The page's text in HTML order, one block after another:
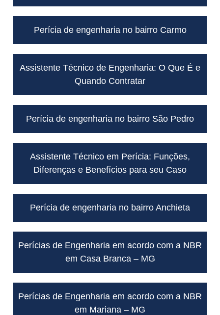
Perícia de engenharia no bairro Carmo
Assistente Técnico de Engenharia: O Que É e
Quando Contratar
Perícia de engenharia no bairro São Pedro
Assistente Técnico em Perícia: Funções,
Diferenças e Benefícios para seu Caso
Perícia de engenharia no bairro Anchieta
Perícias de Engenharia em acordo com a NBR
em Casa Branca – MG
Perícias de Engenharia em acordo com a NBR
em Mariana – MG